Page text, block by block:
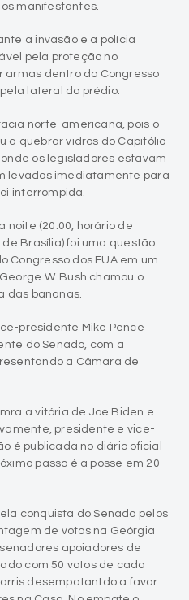
manifestantes.
a invasão e a polícia
pela proteção no
armas dentro do Congresso
lateral do prédio.
norte-americana, pois o
a quebrar vidros do Capitólio
os legisladores estavam
levados imediatamente para
interrompida.
noite (20:00, horário de
de Brasília) foi uma questão
Congresso dos EUA em um
W. Bush chamou o
das bananas.
presidente Mike Pence
do Senado, com a
a Câmara de
a vitória de Joe Biden e
presidente e vice-
é publicada no diário oficial
passo é a posse em 20
conquista do Senado pelos
de votos na Geórgia
apoiadores de
com 50 votos de cada
desempatantdo a favor